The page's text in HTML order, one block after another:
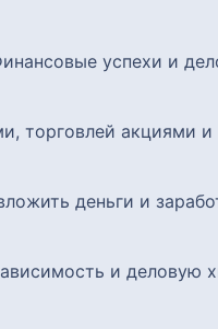
успехи и
торговлей акциями
деньги и
и деловую